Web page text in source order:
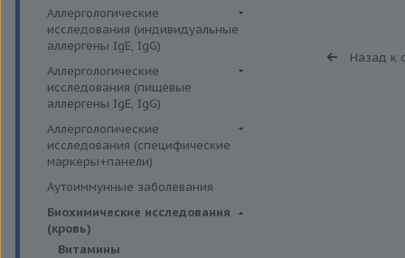
Аллергены животных
Аллергены пыльцы
Бытовые аллергены
Пищевые аллегрены
Аллергологические
исследования (индивидуальные
аллергены IgE, IgG)
Аллергены гельминтов IgE
Аллергены деревьев IgE, IgG
Аллергены металлов IgE
Аллергены сорных трав IgE
Аллергены трав IgE
Бытовые аллергены IgE, IgG
Инсектные аллергены IgE
Аллергологические
исследования (пищевые
аллергены IgE, IgG)
Пищевые аллегрены IgE
Пищевые аллегрены IgG
Аллергологические
исследования (специфические
маркеры+панели)
Неспецифические маркеры
аллергических реакций
Определение специфических
иммуноглобулинов класса G
Аутоиммунные заболевания
Биохимические исследования
(кровь)
Витамины
Назад к